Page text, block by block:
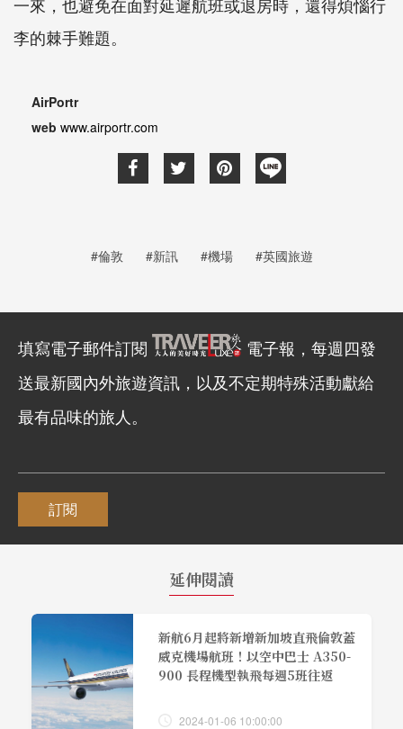
李的棘手難題。
AirPortr
web www.airportr.com
#倫敦 #新訊 #機場 #英國旅遊
填寫電子郵件訂閱
電子報，每週四發
送最新國內外旅遊資訊，以及不定期特殊活動獻給
最有品味的旅人。
訂閱
延伸閱讀
新航6月起將新增新加坡直飛倫敦蓋
威克機場航班！以空中巴士 A350-
900 長程機型執飛每週5班往返
2024-01-06 10:00:00